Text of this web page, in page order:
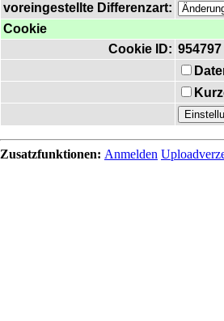
voreingestellte Differenzart:
Cookie
Cookie ID: 954797
Zusatzfunktionen: Anmelden